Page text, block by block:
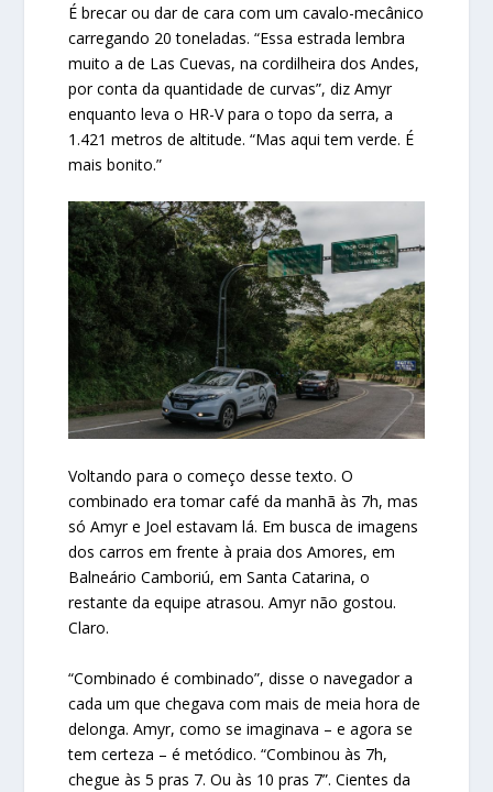
É brecar ou dar de cara com um cavalo-mecânico
carregando 20 toneladas. “Essa estrada lembra
muito a de Las Cuevas, na cordilheira dos Andes,
por conta da quantidade de curvas”, diz Amyr
enquanto leva o HR-V para o topo da serra, a
1.421 metros de altitude. “Mas aqui tem verde. É
mais bonito.”
Voltando para o começo desse texto. O
combinado era tomar café da manhã às 7h, mas
só Amyr e Joel estavam lá. Em busca de imagens
dos carros em frente à praia dos Amores, em
Balneário Camboriú, em Santa Catarina, o
restante da equipe atrasou. Amyr não gostou.
Claro.
“Combinado é combinado”, disse o navegador a
cada um que chegava com mais de meia hora de
delonga. Amyr, como se imaginava – e agora se
tem certeza – é metódico. “Combinou às 7h,
chegue às 5 pras 7. Ou às 10 pras 7”. Cientes da